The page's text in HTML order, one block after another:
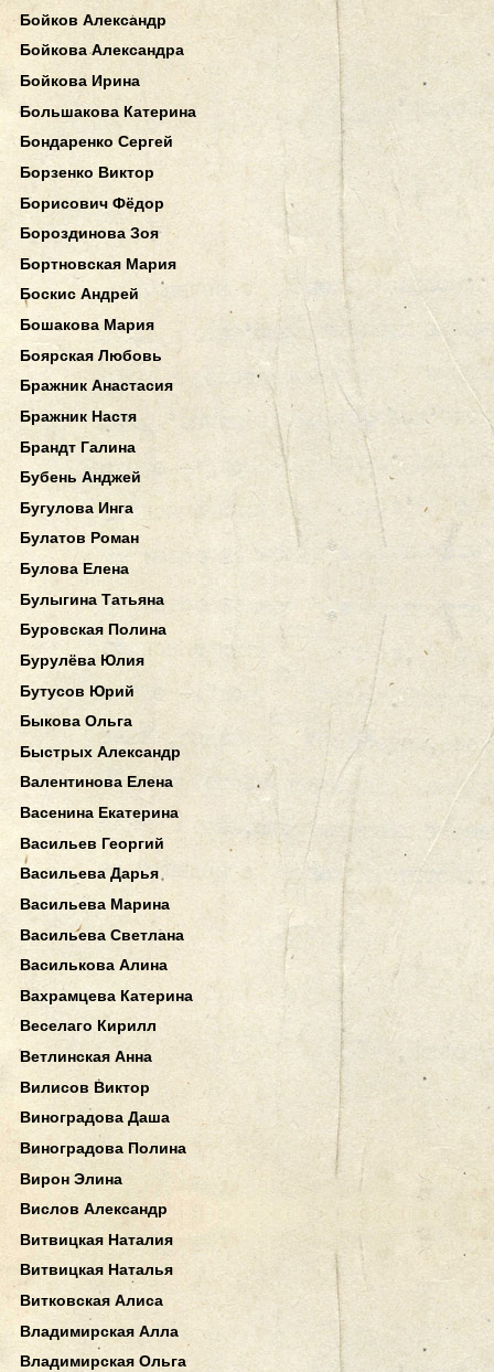
Бойков Александр
Бойкова Александра
Бойкова Ирина
Большакова Катерина
Бондаренко Сергей
Борзенко Виктор
Борисович Фёдор
Бороздинова Зоя
Бортновская Мария
Боскис Андрей
Бошакова Мария
Боярская Любовь
Бражник Анастасия
Бражник Настя
Брандт Галина
Бубень Анджей
Бугулова Инга
Булатов Роман
Булова Елена
Булыгина Татьяна
Буровская Полина
Бурулёва Юлия
Бутусов Юрий
Быкова Ольга
Быстрых Александр
Валентинова Елена
Васенина Екатерина
Васильев Георгий
Васильева Дарья
Васильева Марина
Васильева Светлана
Василькова Алина
Вахрамцева Катерина
Веселаго Кирилл
Ветлинская Анна
Вилисов Виктор
Виноградова Даша
Виноградова Полина
Вирон Элина
Вислов Александр
Витвицкая Наталия
Витвицкая Наталья
Витковская Алиса
Владимирская Алла
Владимирская Ольга